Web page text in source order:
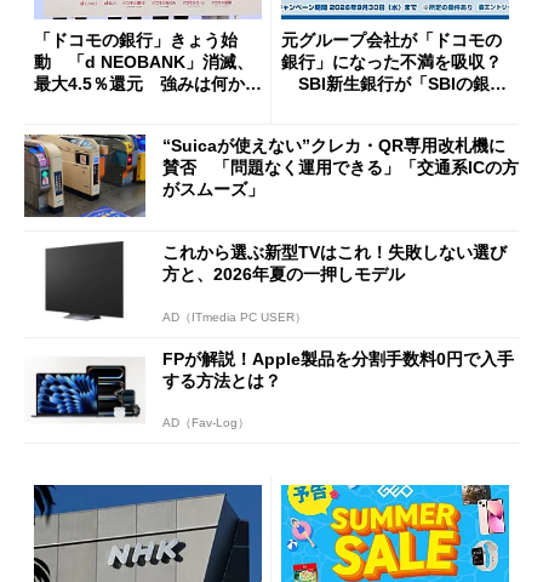
「ドコモの銀行」きょう始
動 「d NEOBANK」消滅、
最大4.5％還元 強みは何か解
元グループ会社が「ドコモの
銀行」になった不満を吸収？
SBI新生銀行が「SBIの銀
開催
“Suicaが使えない”クレカ・QR専用改札機に
賛否 「問題なく運用できる」「交通系ICの方
がスムーズ」
これから選ぶ新型TVはこれ！失敗しない選び
方と、2026年夏の一押しモデル
AD（ITmedia PC USER）
FPが解説！Apple製品を分割手数料0円で入手
する方法とは？
AD（Fav-Log）